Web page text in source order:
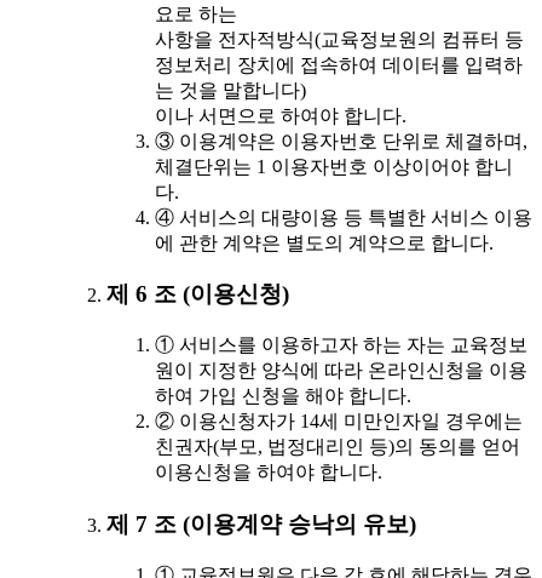
요로 하는
사항을 전자적방식(교육정보원의 컴퓨터 등
정보처리 장치에 접속하여 데이터를 입력하
는 것을 말합니다)
이나 서면으로 하여야 합니다.
③ 이용계약은 이용자번호 단위로 체결하며,
체결단위는 1 이용자번호 이상이어야 합니
다.
④ 서비스의 대량이용 등 특별한 서비스 이용
에 관한 계약은 별도의 계약으로 합니다.
제 6 조 (이용신청)
① 서비스를 이용하고자 하는 자는 교육정보
원이 지정한 양식에 따라 온라인신청을 이용
하여 가입 신청을 해야 합니다.
② 이용신청자가 14세 미만인자일 경우에는
친권자(부모, 법정대리인 등)의 동의를 얻어
이용신청을 하여야 합니다.
제 7 조 (이용계약 승낙의 유보)